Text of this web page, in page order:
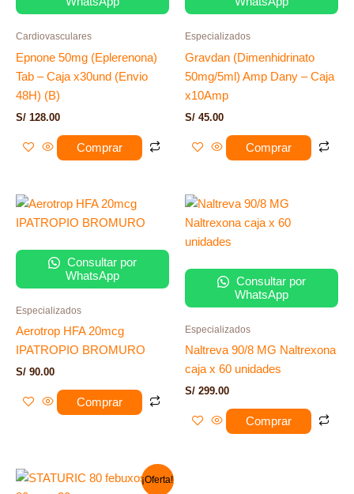
Cardiovasculares
Epnone 50mg (Eplerenona)
Tab – Caja x30und (Envio
48H) (B)
S/ 128.00
Comprar
Especializados
Gravdan (Dimenhidrinato
50mg/5ml) Amp Dany – Caja
x10Amp
S/ 45.00
Comprar
Consultar por
WhatsApp
Especializados
Aerotrop HFA 20mcg
IPATROPIO BROMURO
S/ 90.00
Comprar
Consultar por
WhatsApp
Especializados
Naltreva 90/8 MG Naltrexona
caja x 60 unidades
S/ 299.00
Comprar
¡Oferta!
El
El